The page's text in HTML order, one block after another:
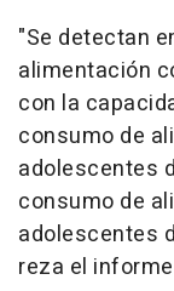
"Se detectan
alimentación
con la
consumo de
adolescentes
consumo de
adolescentes
reza el